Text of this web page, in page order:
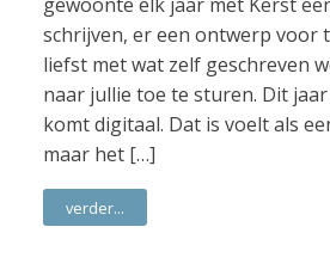
schrijven, er een ontwerp voor
liefst met wat zelf geschreven
naar jullie toe te sturen. Dit
komt digitaal. Dat is voelt als
maar het […]
verder...